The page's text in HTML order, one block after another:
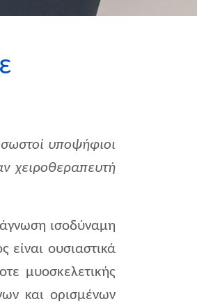
σωστοί υποψήφιοι
χειροθεραπευτή
ισοδύναμη
είναι ουσιαστικά
μυοσκελετικής
και ορισμένων